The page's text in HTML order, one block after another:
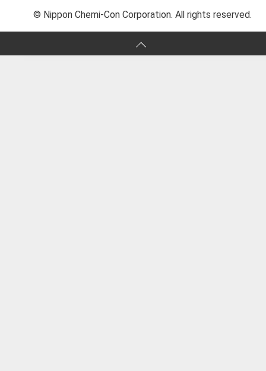
© Nippon Chemi-Con Corporation. All rights reserved.